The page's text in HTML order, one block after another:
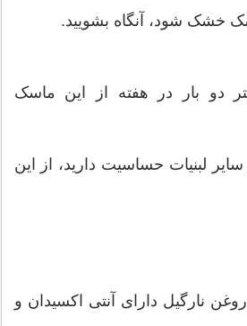
خشک شود، آنگاه بشویید.
دو بار در هفته از این ماسک
لبنیات حساسیت دارید، از این
نارگیل دارای آنتی اکسیدان و